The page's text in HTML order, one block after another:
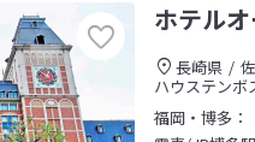
ホテル
長崎県
ハウステンボ
福岡・博多：